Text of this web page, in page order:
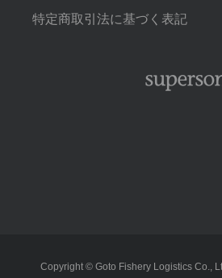
特定商取引法に基づく表記
Copyright © Goto Fishery Logistics Co.,